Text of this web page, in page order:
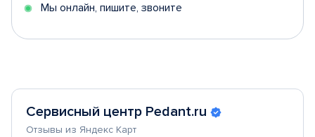
Мы онлайн, пишите, звоните
Сервисный центр Pedant.ru
Отзывы из Яндекс Карт